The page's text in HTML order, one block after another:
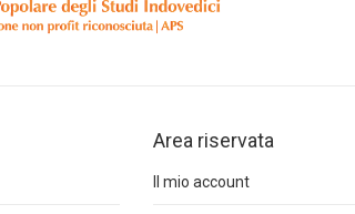
Area riservata
Il mio account